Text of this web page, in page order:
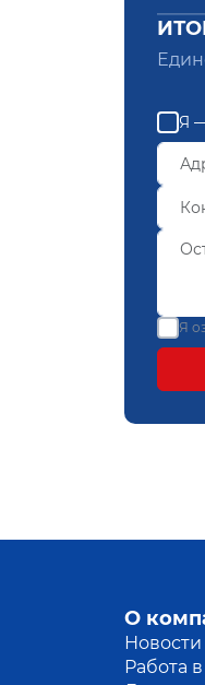
Я
Я
О
Новости
Работа